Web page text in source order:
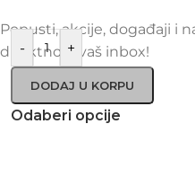
- +
DODAJ U KORPU
Odaberi opcije
Popusti, akcije, događaji i
direktno u vaš inbox!